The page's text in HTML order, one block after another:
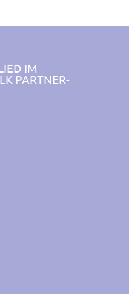
IM
PARTNER-